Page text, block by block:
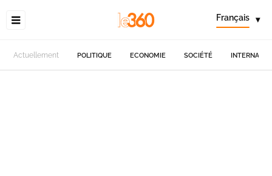
Français ▾
Actuellement POLITIQUE ECONOMIE SOCIÉTÉ